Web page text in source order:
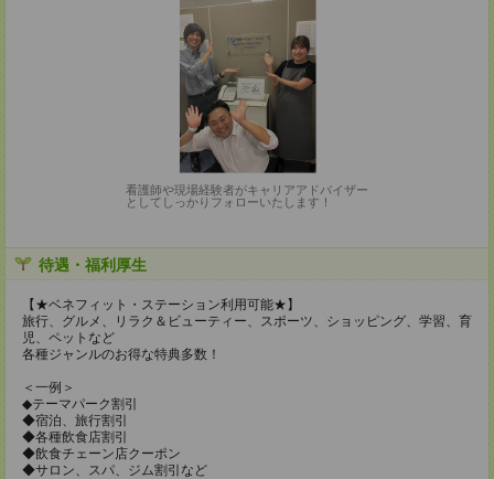
看護師や現場経験者がキャリアアドバイザー
としてしっかりフォローいたします！
待遇・福利厚生
【★ベネフィット・ステーション利用可能★】
旅行、グルメ、リラク＆ビューティー、スポーツ、ショッピング、学習、育
児、ペットなど
各種ジャンルのお得な特典多数！
＜一例＞
◆テーマパーク割引
◆宿泊、旅行割引
◆各種飲食店割引
◆飲食チェーン店クーポン
◆サロン、スパ、ジム割引など